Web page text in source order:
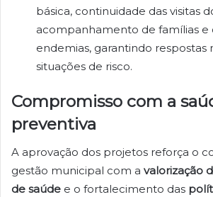
básica, continuidade das visitas
acompanhamento de famílias e
endemias, garantindo respostas
situações de risco.
Compromisso com a
preventiva
A aprovação dos projetos reforça o
gestão municipal com a valorização
de saúde e o fortalecimento das